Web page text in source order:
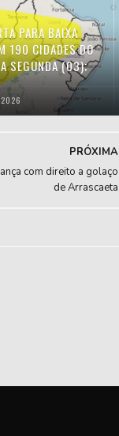
PARA BAIXA
190 CIDADES DO
SEGUNDA (03);
2026
PRÓXIMA
com direito a golaço
de Arrascaeta